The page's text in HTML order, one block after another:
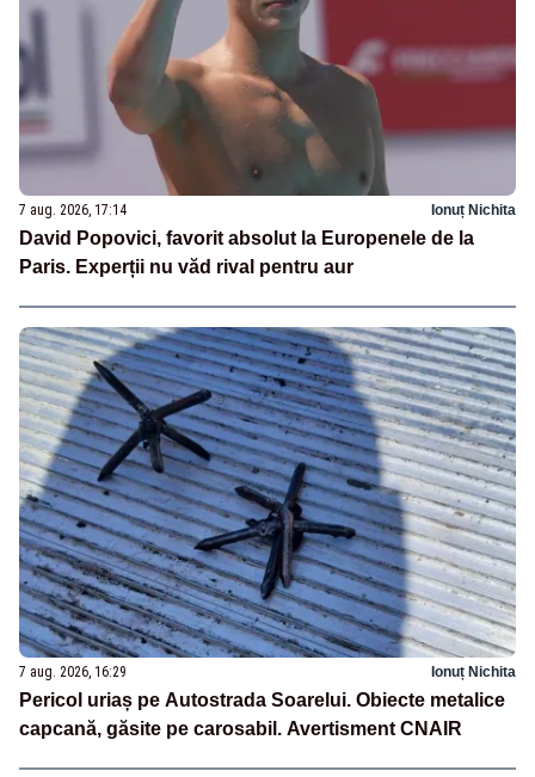
7 aug. 2026, 17:14 Ionuț Nichita
David Popovici, favorit absolut la Europenele de la
Paris. Experții nu văd rival pentru aur
7 aug. 2026, 16:29 Ionuț Nichita
Pericol uriaș pe Autostrada Soarelui. Obiecte metalice
capcană, găsite pe carosabil. Avertisment CNAIR